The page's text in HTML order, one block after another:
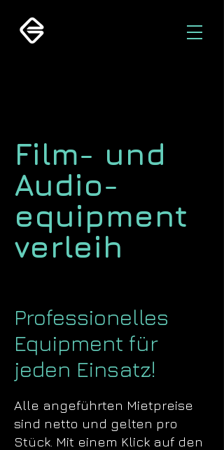
Film- und
Audio-
equipment
verleih
Professionelles
Equipment für
jeden Einsatz!
Alle angeführten Mietpreise
sind netto und gelten pro
Stück. Mit einem Klick auf den